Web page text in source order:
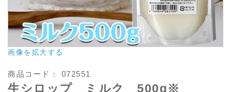
プライバシーポリシー
画像を拡大する
商品コード： 072551
生シロップ ミルク 500g※